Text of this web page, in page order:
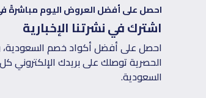
احصل على أفضل العروض اليوم مباشرةً
اشترك في نشرتنا الإخبارية
احصل على أفضل أكواد خصم السعودية،
السعودية.